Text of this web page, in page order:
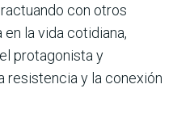
con otros
la vida cotidiana,
protagonista y
resistencia y la conexión